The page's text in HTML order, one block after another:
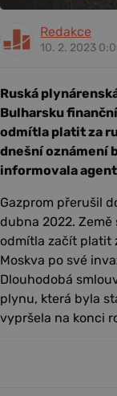
Redakce
10. 2. 2023
Ruská
Bulharsku
odmítla platit za
dnešní oznámení
informovala
Gazprom přerušil
dubna 2022.
odmítla začít platit
Moskva po své
Dlouhodobá
plynu, která byla
vypršela na konci